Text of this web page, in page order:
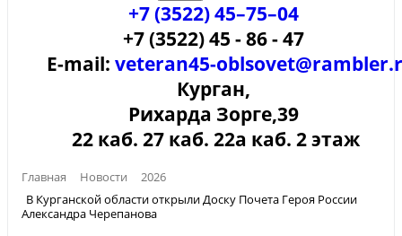
+7 (3522) 45–75–04
+7 (3522) 45 - 86 - 47
E-mail: veteran45-
Курган,
Рихарда Зорге,39
22 каб. 27 каб. 22а каб. 2 этаж
Главная Новости
2026
В Курганской области открыли Доску Почета Героя России
Александра Черепанова